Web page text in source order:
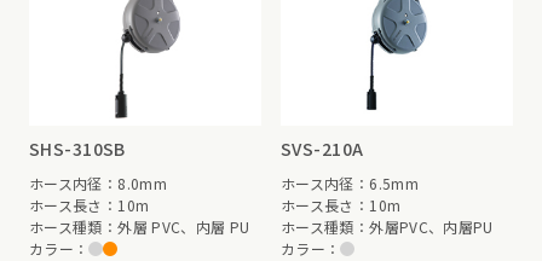
SHS-310SB
ホース内径：8.0mm
ホース長さ：10m
ホース種類：外層 PVC、内層 PU
カラー：
SVS-210A
ホース内径：6.5mm
ホース長さ：10m
ホース種類：外層PVC、内層PU
カラー：